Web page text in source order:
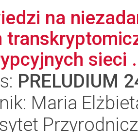
na
sieci
PRELUDIUM
Maria